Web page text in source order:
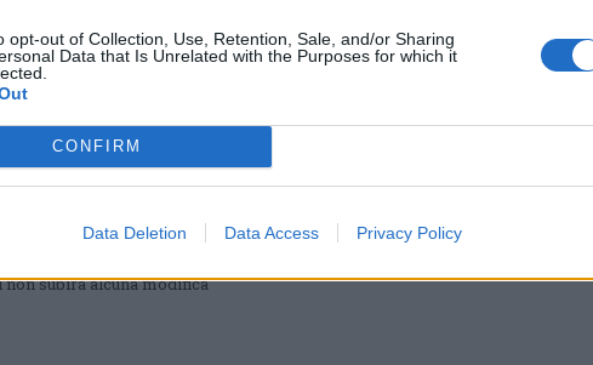
opt-out of Collection, Use, Retention, Sale, and/or Sharing
Data that Is Unrelated with the Purposes for which it
CONFIRM
Data Deletion Data Access Privacy Policy
Baggina di Canegrate
della Contrada Baggiana riapriranno le loro porte per per la
grandi e piccini. Ecco il programma degli appuntamenti
il 10 aprile
non subirà alcuna modifica